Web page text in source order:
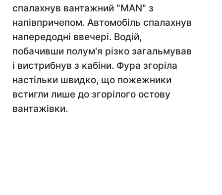
спалахнув вантажний "MAN" з
напівпричепом. Автомобіль спалахнув
напередодні ввечері. Водій,
побачивши полум'я різко загальмував
i вистрибнув з кабіни. Фура згоріла
настільки швидко, що пожежники
встигли лише до згорілого остову
вантажівки.